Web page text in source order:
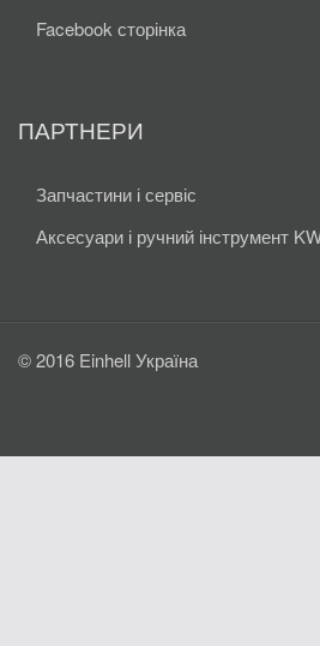
Facebook сторінка
ПАРТНЕРИ
Запчастини і сервіс
Аксесуари і ручний інструмент
© 2016 Einhell Україна